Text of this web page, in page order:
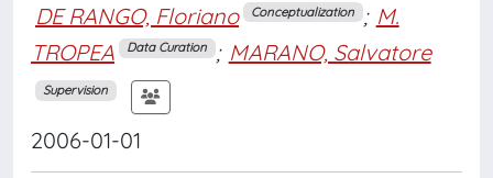
DE RANGO, Floriano Conceptualization ; M.
TROPEA
Data Curation ; MARANO, Salvatore
Supervision
2006-01-01